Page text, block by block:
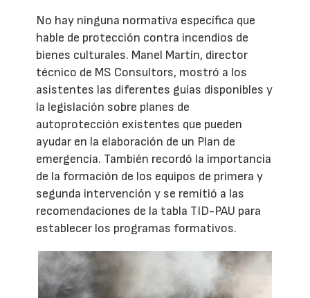
No hay ninguna normativa específica que
hable de protección contra incendios de
bienes culturales. Manel Martín, director
técnico de MS Consultors, mostró a los
asistentes las diferentes guías disponibles y
la legislación sobre planes de
autoprotección existentes que pueden
ayudar en la elaboración de un Plan de
emergencia. También recordó la importancia
de la formación de los equipos de primera y
segunda intervención y se remitió a las
recomendaciones de la tabla TID-PAU para
establecer los programas formativos.